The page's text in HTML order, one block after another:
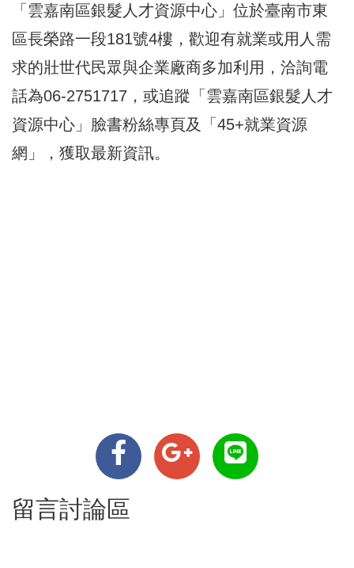
「雲嘉南區銀髮人才資源中心」位於臺南市東
區長榮路一段181號4樓，歡迎有就業或用人需
求的壯世代民眾與企業廠商多加利用，洽詢電
話為06-2751717，或追蹤「雲嘉南區銀髮人才
資源中心」臉書粉絲專頁及「45+就業資源
網」，獲取最新資訊。
留言討論區